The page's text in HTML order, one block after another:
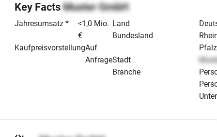
Key FactsMuster GmbH
Jahresumsatz *
<1,0 Mio.
€
KaufpreisvorstellungAuf
Anfrage
Land
Bundesland
Pfalz
Stadt
Branche